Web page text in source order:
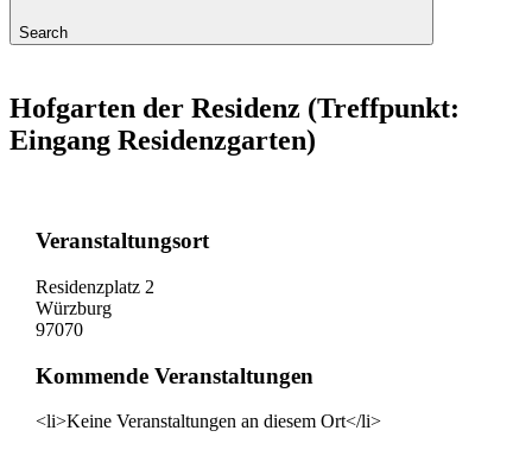
Search
Hofgarten der Residenz (Treffpunkt:
Eingang Residenzgarten)
Veranstaltungsort
Residenzplatz 2
Würzburg
97070
Kommende Veranstaltungen
<li>Keine Veranstaltungen an diesem Ort</li>